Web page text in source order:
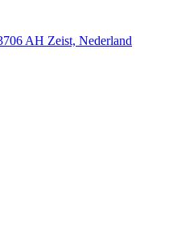
AH Zeist, Nederland